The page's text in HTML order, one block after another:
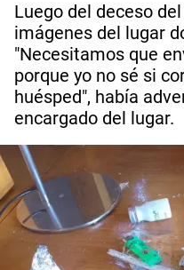
Luego del deceso
imágenes del lugar
"Necesitamos que
porque yo no sé si
huésped", había
encargado del lugar.